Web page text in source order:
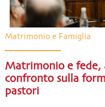
Matrimonio e Famiglia
Matrimonio e fede,
confronto sulla
pastori